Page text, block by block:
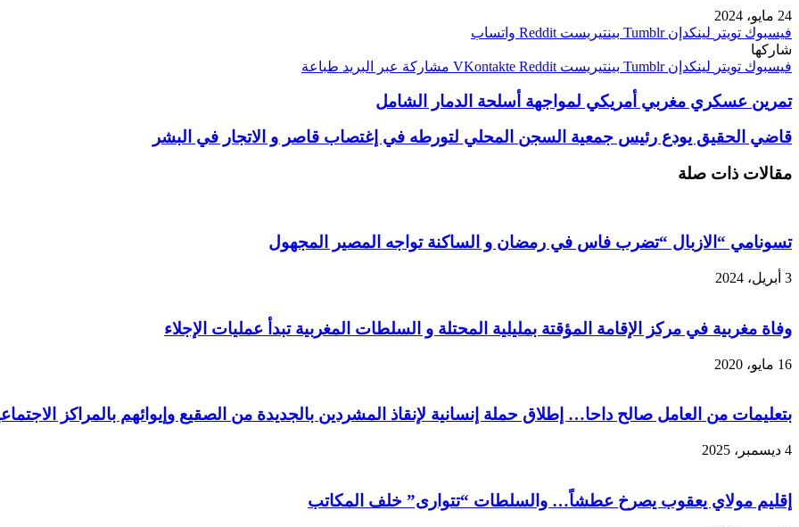
24 مايو، 2024
فيسبوك تويتر لينكدإن بينتيريست
واتساب
شاركها
فيسبوك تويتر لينكدإن بينتيريست مشاركة عبر البريد طباعة
تمرين عسكري مغربي أمريكي لمواجهة أسلحة الدمار الشامل
قاضي الحقيق يودع رئيس جمعية السجن المحلي لتورطه في إغتصاب قاصر و الاتجار في البشر
مقالات ذات صلة
تسونامي “الازبال “تضرب فاس في رمضان و الساكنة تواجه المصير المجهول
3 أبريل، 2024
وفاة مغربية في مركز الإقامة المؤقتة بمليلية المحتلة و السلطات المغربية تبدأ عمليات الإجلاء
16 مايو، 2020
بتعليمات من العامل صالح داحا… إطلاق حملة إنسانية لإنقاذ المشردين بالجديدة من الصقيع وإيوائهم بالمراكز
4 ديسمبر، 2025
إقليم مولاي يعقوب يصرخ عطشاً… والسلطات “تتوارى” خلف المكاتب